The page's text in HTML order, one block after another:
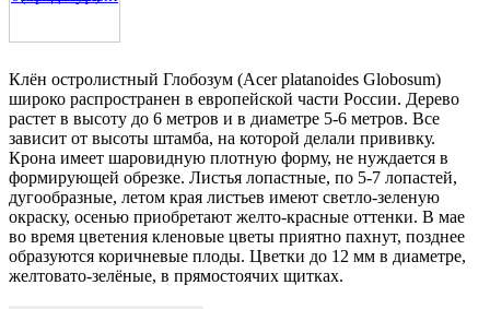
Клён остролистный Глобозум (Acer platanoides Globosum)
широко распространен в европейской части России. Дерево
растет в высоту до 6 метров и в диаметре 5-6 метров. Все
зависит от высоты штамба, на которой делали прививку.
Крона имеет шаровидную плотную форму, не нуждается в
формирующей обрезке. Листья лопастные, по 5-7 лопастей,
дугообразные, летом края листьев имеют светло-зеленую
окраску, осенью приобретают желто-красные оттенки. В мае
во время цветения кленовые цветы приятно пахнут, позднее
образуются коричневые плоды. Цветки до 12 мм в диаметре,
желтовато-зелёные, в прямостоячих щитках.